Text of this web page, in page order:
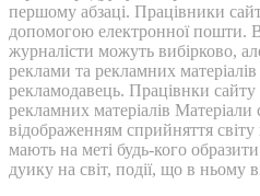
першому абзаці. Працівники
допомогою електронної пошти.
журналісти можуть вибірково,
реклами та рекламних матеріалів
рекламодавець. Працівнки сайту
рекламних матеріалів
відображенням сприйняття
мають на меті будь-кого
дуику на світ, події, що в ньому